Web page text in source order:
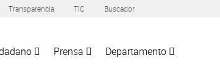
Transparencia TIC Buscador
Prensa Departamento